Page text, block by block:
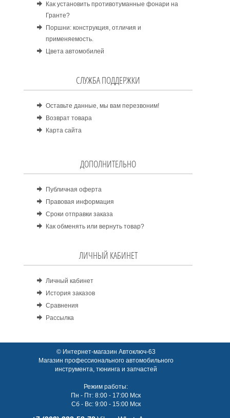
Как установить противотуманные фонари на
Гранте?
Поршни: конструкция, отличия и
применяемость.
Цвета автомобилей
СЛУЖБА ПОДДЕРЖКИ
Оставьте данные, мы вам перезвоним!
Возврат товара
Карта сайта
ДОПОЛНИТЕЛЬНО
Публичная оферта
Правовая информация
Сроки отправки заказа
Как обменять или вернуть товар?
ЛИЧНЫЙ КАБИНЕТ
Личный кабинет
История заказов
Сравнения
Рассылка
© Интернет-магазин Автоключ-63
Магазин профессионального автомобильного
инструмента, тюнинга и запчастей
Режим работы:
Пн - Пт: 8:00 - 17:00 Мск
Сб - Вс: 9:00 - 15:00 Мск